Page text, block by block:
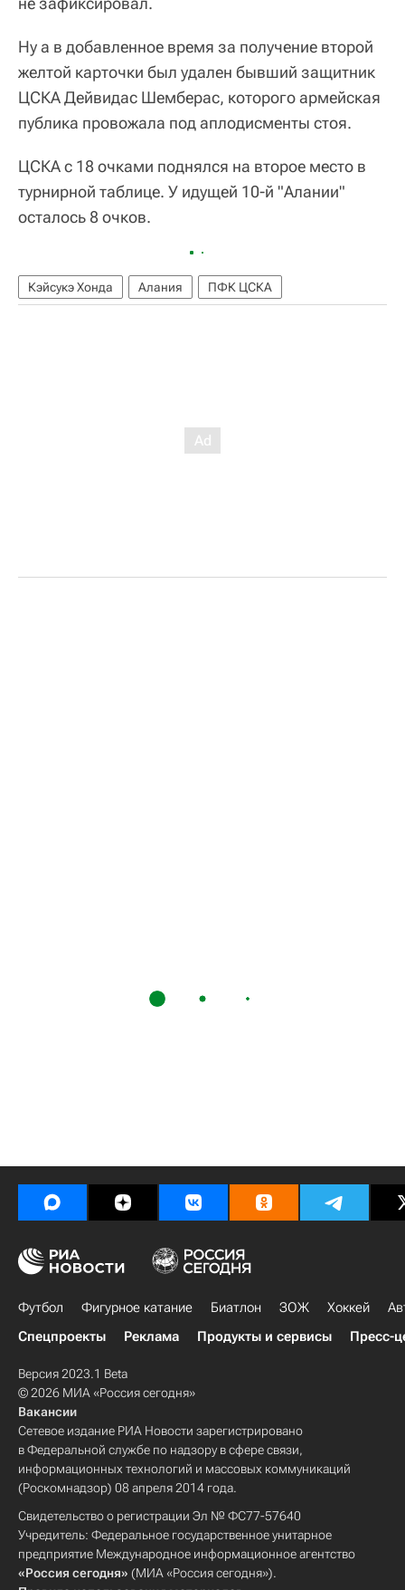
Ну а в добавленное время за получение второй
желтой карточки был удален бывший защитник
ЦСКА Дейвидас Шемберас, которого армейская
публика провожала под аплодисменты стоя.
ЦСКА с 18 очками поднялся на второе место в
турнирной таблице. У идущей 10-й "Алании"
осталось 8 очков.
Кэйсукэ Хонда Алания ПФК ЦСКА
Футбол Фигурное катание Биатлон ЗОЖ Хоккей
Спецпроекты
Реклама Продукты и сервисы Пресс-
Версия 2023.1 Beta
© 2026 МИА «Россия сегодня»
Вакансии
Сетевое издание РИА Новости зарегистрировано
в Федеральной службе по надзору в сфере связи,
информационных технологий и массовых коммуникаций
(Роскомнадзор) 08 апреля 2014 года.
Свидетельство о регистрации Эл № ФС77-57640
Учредитель: Федеральное государственное унитарное
предприятие Международное информационное агентство
«Россия сегодня» (МИА «Россия сегодня»).